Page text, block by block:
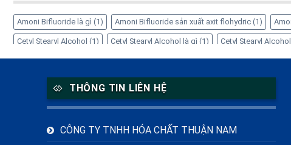
Amoni Bifluoride là gì (1) Amoni Bifluoride sản xuất axit flohydric(1)
Cetyl Stearyl Alcohol (1) Cetyl Stearyl Alcohol là gì (1) Cetyl Stearyl
Cách sử dụng EDTA-4Na(1) Công dụng của Amoni Bifluoride(1) Công
EDTA-4Na giá bao nhiêu(1) EDTA-4Na trong mỹ phẩm(1) EDTA-4Na
Inositol hỗ trợ thần kinh(1) Inositol là gì(1) Inositol PCOS(1) Inositol
THÔNG TIN LIÊN HỆ
CÔNG TY TNHH HÓA CHẤT THUẬN NAM